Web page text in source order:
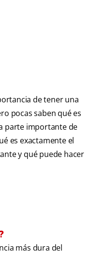
CO (ES)
SUSCRÍBETE
de tener una
pocas saben qué es
parte importante de
es exactamente el
y qué puede hacer
más dura del